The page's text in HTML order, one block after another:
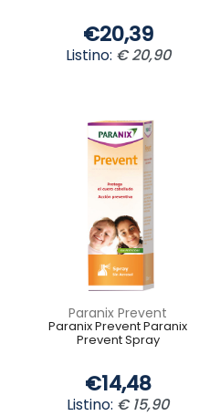
€20,39
Listino: € 20,90
Paranix Prevent
Paranix Prevent Paranix
Prevent Spray
€14,48
Listino: € 15,90